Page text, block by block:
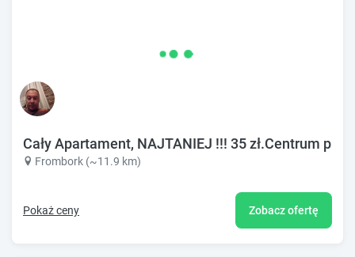
Cały Apartament, NAJTANIEJ !!! 35 zł.Centrum
Frombork (~11.9 km)
Pokaż ceny Zobacz ofertę